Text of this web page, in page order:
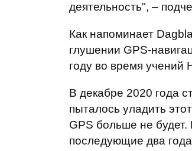
деятельность", –
Как напоминает
глушении GPS-
году во время учений
В декабре 2020 года
пыталось уладить
GPS больше не
последующие два